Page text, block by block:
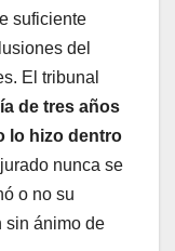
suficiente
del
El tribunal
de tres años
lo hizo dentro
nunca se
o no su
sin ánimo de